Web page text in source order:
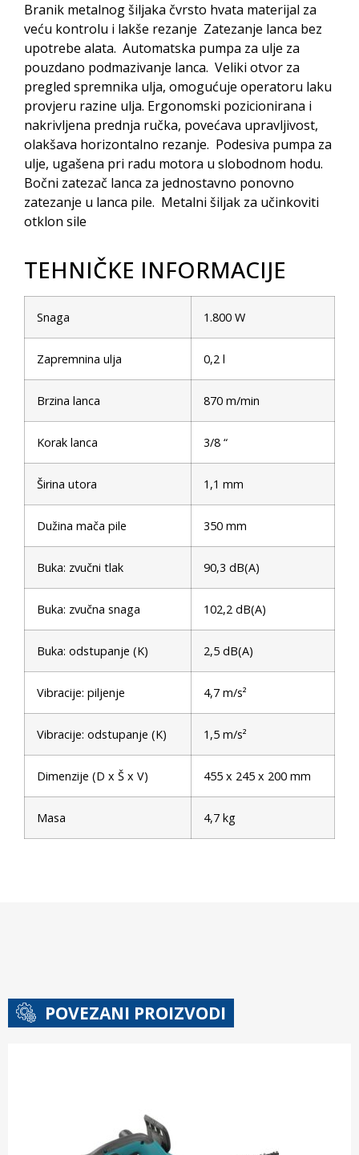
Branik metalnog šiljaka čvrsto hvata materijal za
veću kontrolu i lakše rezanje Zatezanje lanca bez
upotrebe alata. Automatska pumpa za ulje za
pouzdano podmazivanje lanca. Veliki otvor za
pregled spremnika ulja, omogućuje operatoru laku
provjeru razine ulja. Ergonomski pozicionirana i
nakrivljena prednja ručka, povećava upravljivost,
olakšava horizontalno rezanje. Podesiva pumpa za
ulje, ugašena pri radu motora u slobodnom hodu.
Bočni zatezač lanca za jednostavno ponovno
zatezanje u lanca pile. Metalni šiljak za učinkoviti
otklon sile
TEHNIČKE INFORMACIJE
Snaga 1.800 W
Zapremnina ulja 0,2 l
Brzina lanca 870 m/min
Korak lanca 3/8 “
Širina utora 1,1 mm
Dužina mača pile 350 mm
Buka: zvučni tlak 90,3 dB(A)
Buka: zvučna snaga 102,2 dB(A)
Buka: odstupanje (K) 2,5 dB(A)
Vibracije: piljenje 4,7 m/s²
Vibracije: odstupanje (K) 1,5 m/s²
Dimenzije (D x Š x V) 455 x 245 x 200 mm
Masa 4,7 kg
POVEZANI PROIZVODI